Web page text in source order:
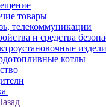
товары
телекоммуникации
и средства
котлы